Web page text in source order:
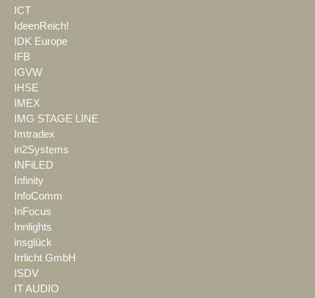
ICT
IdeenReich!
IDK Europe
IFB
IGVW
IHSE
IMEX
IMG STAGE LINE
Imtradex
in2Systems
INFiLED
Infinity
InfoComm
InFocus
Innlights
insglück
Irrlicht GmbH
ISDV
IT AUDIO